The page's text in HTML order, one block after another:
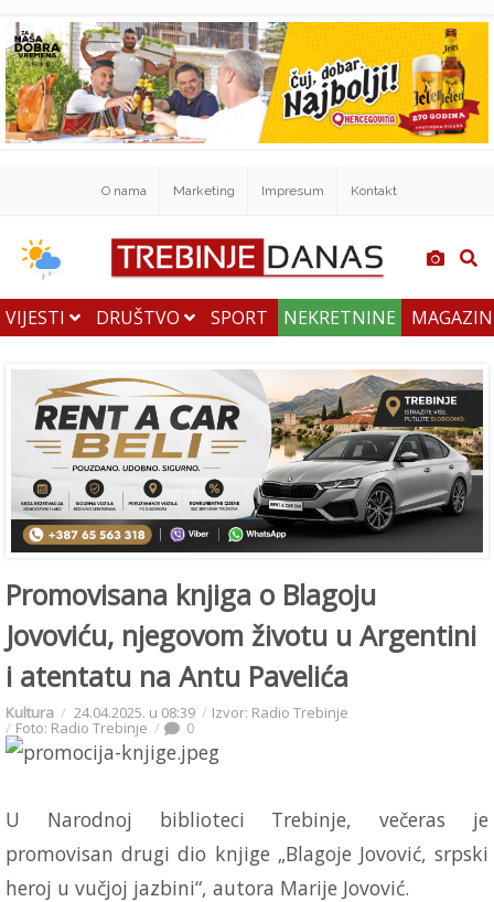
O nama Marketing Impresum Kontakt
VIJESTI DRUŠTVO SPORT NEKRETNINE
Promovisana knjiga o Blagoju
Jovoviću, njegovom životu u Argentini
i atentatu na Antu Pavelića
Kultura 24.04.2025. u 08:39 Izvor: Radio Trebinje
Foto: Radio Trebinje 0
U Narodnoj biblioteci Trebinje, večeras je
promovisan drugi dio knjige „Blagoje Jovović, srpski
heroj u vučjoj jazbini“, autora Marije Jovović.